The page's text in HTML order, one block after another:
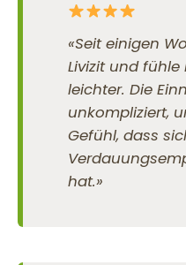
«Seit einigen
Livizit und
leichter. Die
unkompliziert,
Gefühl, dass
hat.»